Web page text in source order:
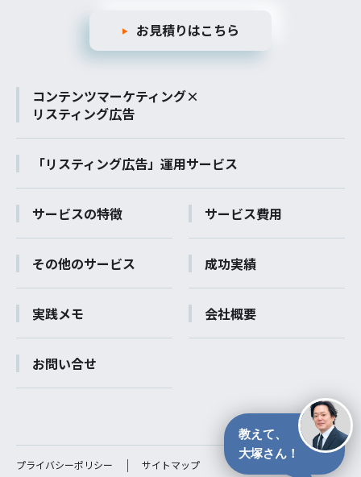
お見積りはこちら
コンテンツマーケティング×
リスティング広告
「リスティング広告」運用サービス
サービスの特徴 サービス費用
その他のサービス 成功実績
実践メモ 会社概要
お問い合せ
プライバシーポリシー サイトマップ
教えて、
大塚さん！